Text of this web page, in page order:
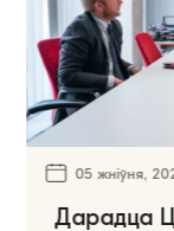
05 жніўня,
Дарадца